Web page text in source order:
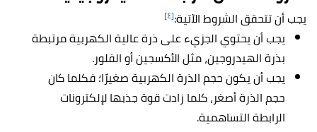
يجب أن تتحقق الشروط الآتية:[٤]
يجب أن يحتوي الجزيء على ذرة عالية الكهربية مرتبطة
بذرة الهيدروجين، مثل الأكسجين أو الفلور.
يجب أن يكون حجم الذرة الكهربية صغيرًا؛ فكلما كان
حجم الذرة أصغر، كلما زادت قوة جذبها لإلكترونات
الرابطة التساهمية.